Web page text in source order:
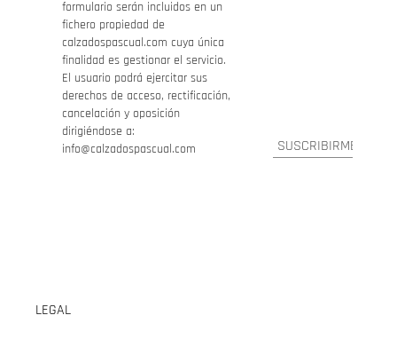
formulario serán incluidos en un
fichero propiedad de
calzadospascual.com cuya única
finalidad es gestionar el servicio.
El usuario podrá ejercitar sus
derechos de acceso, rectificación,
cancelación y oposición
dirigiéndose a:
info@calzadospascual.com
LEGAL